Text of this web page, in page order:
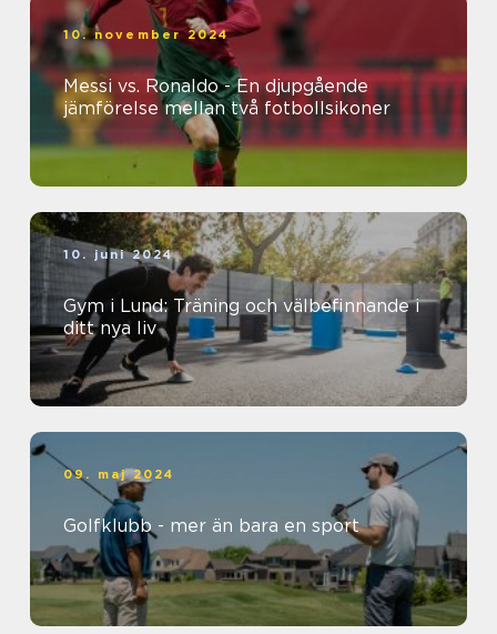
10. november 2024
Messi vs. Ronaldo - En djupgående
jämförelse mellan två fotbollsikoner
10. juni 2024
Gym i Lund: Träning och välbefinnande i
ditt nya liv
09. maj 2024
Golfklubb - mer än bara en sport